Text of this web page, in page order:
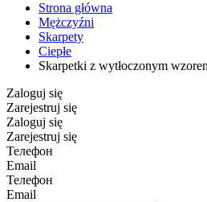
Strona główna
Mężczyźni
Skarpety
Ciepłe
Skarpetki z wytłoczonym
Zaloguj się
Zarejestruj się
Zaloguj się
Zarejestruj się
Телефон
Email
Телефон
Email